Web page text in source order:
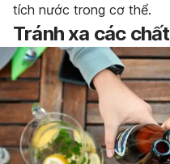
tích nước trong cơ thể.
Tránh xa các